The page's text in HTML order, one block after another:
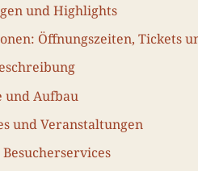
und Highlights
Öffnungszeiten, Tickets
und Aufbau
und Veranstaltungen